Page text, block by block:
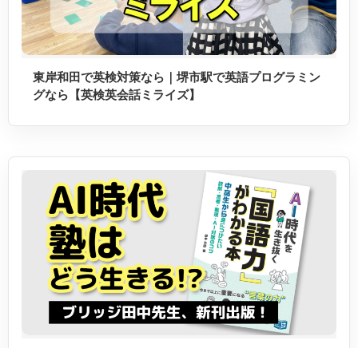
東岸和田で英検対策なら｜堺市駅で英語プログラミン
グなら【英検英会話ミライズ】